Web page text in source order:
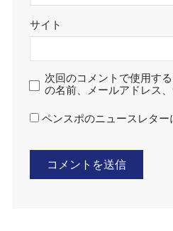
サイト
次回のコメントで使用す
の名前、メールアドレス
ペンスポのニュースレター